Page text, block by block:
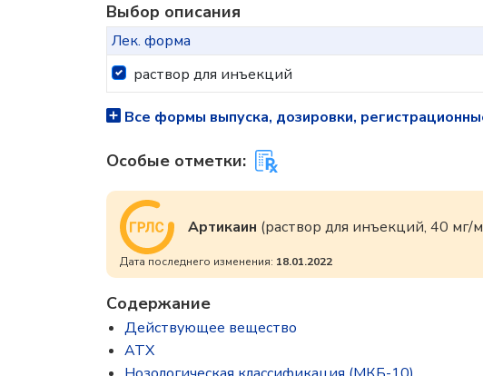
Выбор описания
Лек. форма
раствор для инъекций
Все формы выпуска, дозировки,
Особые отметки:
Артикаин (раствор для инъекций, 40
Дата последнего изменения: 18.01.2022
Содержание
Действующее вещество
ATX